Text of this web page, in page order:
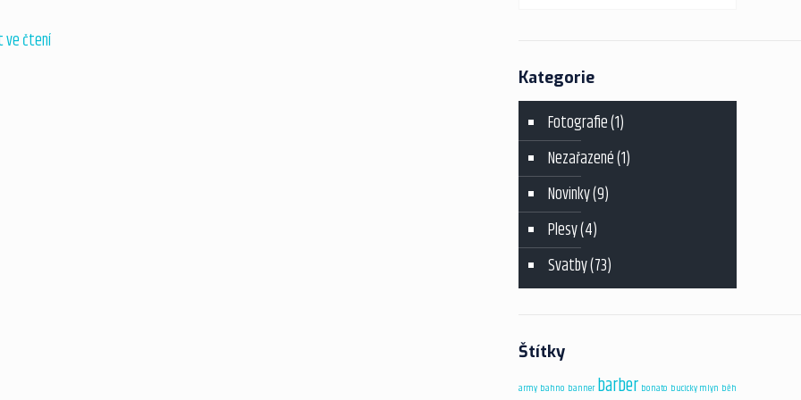
ve čtení
Reference
Kategorie
Fotografie(1)
Nezařazené(1)
Novinky(9)
Plesy(4)
Svatby(73)
Štítky
army bahno banner barber bonato bucicky mlyn běh